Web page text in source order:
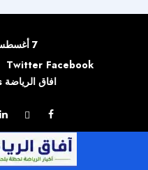
7 أغسطس، 2026
Facebook
Twitter
افاق الرياضة AfaqSports